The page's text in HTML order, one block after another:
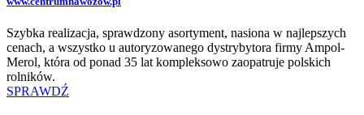
Szybka realizacja, sprawdzony asortyment, nasiona w najlepszych
cenach, a wszystko u autoryzowanego dystrybytora firmy Ampol-
Merol, która od ponad 35 lat kompleksowo zaopatruje polskich
rolników.
SPRAWDŹ